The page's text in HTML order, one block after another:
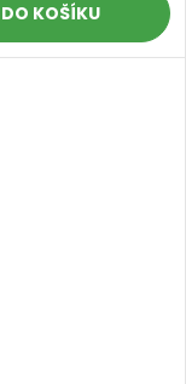
DO KOŠÍKU